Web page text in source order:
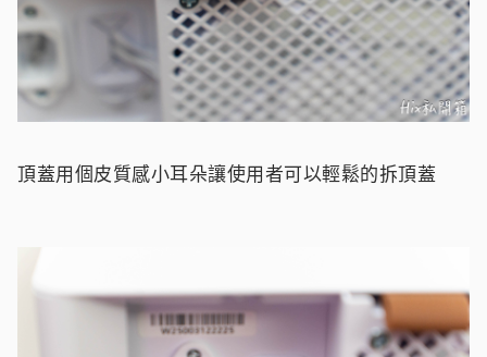
頂蓋用個皮質感小耳朵讓使用者可以輕鬆的拆頂蓋